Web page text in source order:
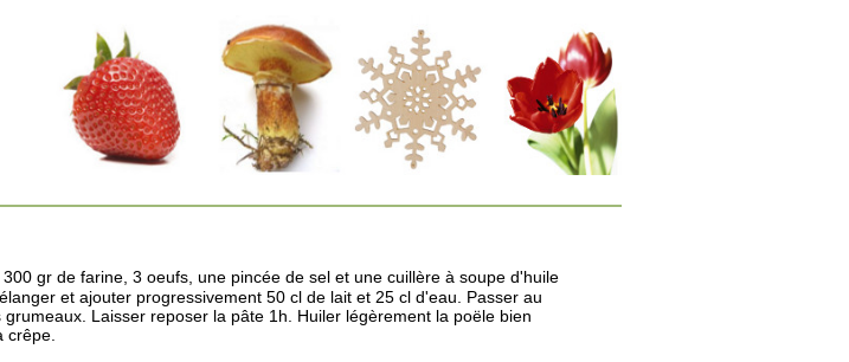
300 gr de farine, 3 oeufs, une pincée de sel et une cuillère à soupe d'huile
et ajouter progressivement 50 cl de lait et 25 cl d'eau. Passer au
grumeaux. Laisser reposer la pâte 1h. Huiler légèrement la poële bien
crêpe.